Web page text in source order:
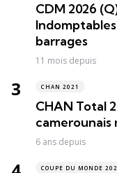
CDM 2026
barrages
11 mois depuis
CHAN 2021
CHAN Total
camerounais
6 ans depuis
COUPE DU MONDE